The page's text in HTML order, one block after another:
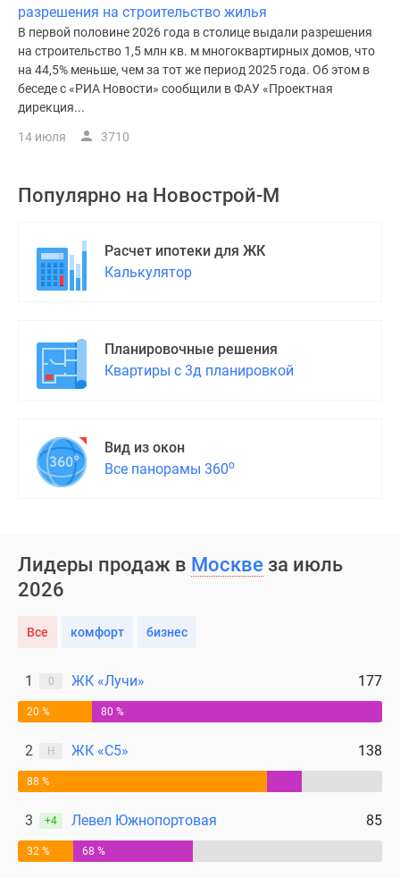
разрешения на строительство жилья
В первой половине 2026 года в столице выдали разрешения
на строительство 1,5 млн кв. м многоквартирных домов, что
на 44,5% меньше, чем за тот же период 2025 года. Об этом в
беседе с «РИА Новости» сообщили в ФАУ «Проектная
дирекция...
14 июля 3710
Популярно на Новострой-М
Расчет ипотеки для ЖК
Калькулятор
Планировочные решения
Квартиры с 3д планировкой
Вид из окон
Все панорамы 360о
Лидеры продаж в Москве за июль
2026
Все комфорт бизнес
1 0 ЖК «Лучи» 177
20 % 80 %
2 Н ЖК «С5» 138
88 %
3 +4 Левел Южнопортовая 85
32 % 68 %